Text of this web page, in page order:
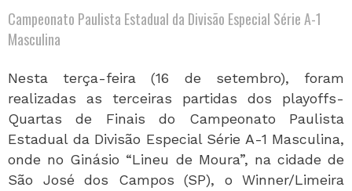
Campeonato Paulista Estadual da Divisão Especial Série A-1
Masculina
Nesta terça-feira (16 de setembro), foram
realizadas as terceiras partidas dos playoffs-
Quartas de Finais do Campeonato Paulista
Estadual da Divisão Especial Série A-1 Masculina,
onde no Ginásio “Lineu de Moura”, na cidade de
São José dos Campos (SP), o Winner/Limeira